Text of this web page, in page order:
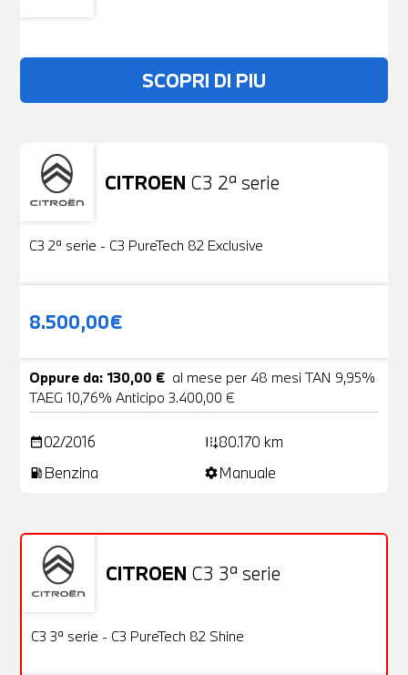
SCOPRI DI PIU
CITROEN C3 2ª serie
Usato
C3 2ª serie - C3 PureTech 82 Exclusive
8.500,00€
Oppure da: 130,00 € al mese per 48 mesi TAN 9,95%
TAEG 10,76% Anticipo 3.400,00 €
date_range02/2016 add_road80.170 km
local_gas_station Benzina settingsManuale
CITROEN C3 3ª serie
OFFERTA
Usato
C3 3ª serie - C3 PureTech 82 Shine